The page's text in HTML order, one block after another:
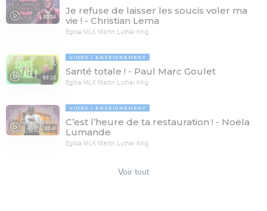
80:04
Je refuse de laisser les soucis voler ma
vie ! - Christian Lema
Eglise MLK Martin Luther King
93:20
VIDÉO ENSEIGNEMENT
Santé totale ! - Paul Marc Goulet
Eglise MLK Martin Luther King
88:41
VIDÉO ENSEIGNEMENT
C’est l’heure de ta restauration ! - Noëla
Lumande
Eglise MLK Martin Luther King
Voir tout